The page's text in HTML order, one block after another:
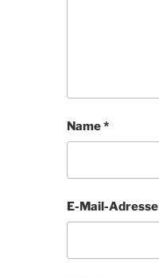
Name*
E-Mail-Adresse